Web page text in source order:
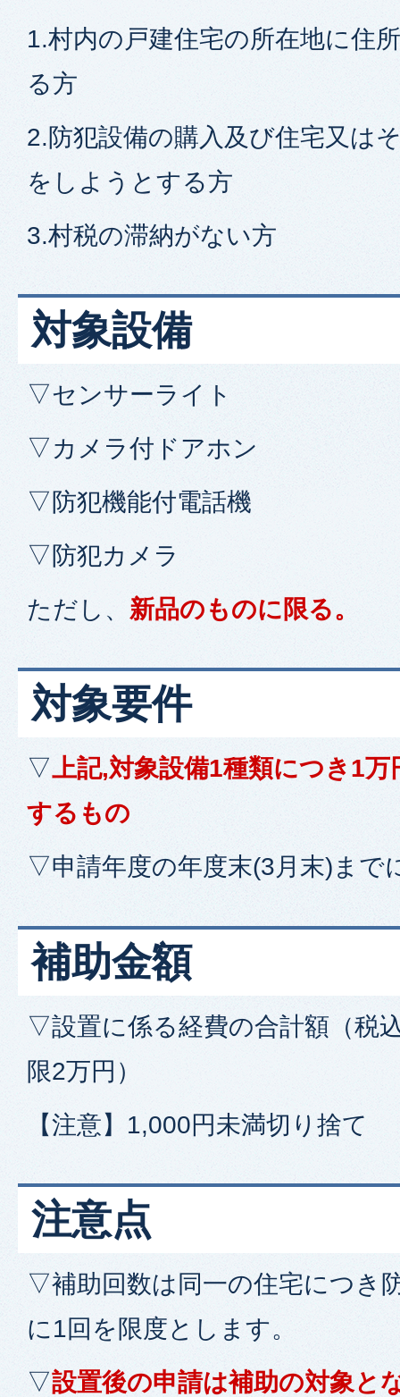
1.村内の戸建住宅の所在地に住
る方
2.防犯設備の購入及び住宅又は
をしようとする方
3.村税の滞納がない方
対象設備
▽センサーライト
▽カメラ付ドアホン
▽防犯機能付電話機
▽防犯カメラ
ただし、 新品のものに限る。
対象要件
▽上記,対象設備1種類につき1万
するもの
▽申請年度の年度末(3月末)まで
補助金額
▽設置に係る経費の合計額（税
限2万円）
【注意】1,000円未満切り捨て
注意点
▽補助回数は同一の住宅につき
に1回を限度とします。
▽設置後の申請は補助の対象と